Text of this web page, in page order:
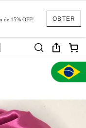
OBTER
de 15% OFF!